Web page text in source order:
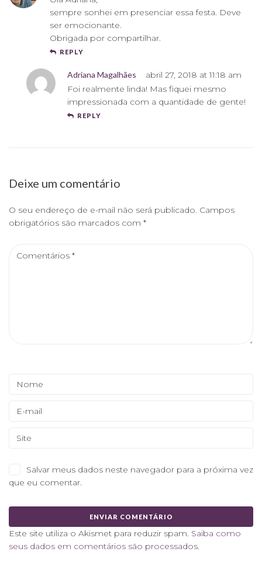
sempre sonhei em presenciar essa festa. Deve
ser emocionante.
Obrigada por compartilhar.
REPLY
Adriana Magalhães
abril 27, 2018 at 11:18 am
Foi realmente linda! Mas fiquei mesmo
impressionada com a quantidade de gente!
REPLY
Deixe um comentário
O seu endereço de e-mail não será publicado. Campos
obrigatórios são marcados com *
Salvar meus dados neste navegador para a próxima vez
que eu comentar.
Este site utiliza o Akismet para reduzir spam. Saiba como
seus dados em comentários são processados.